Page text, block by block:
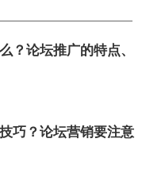
？论坛推广的特点、
巧？论坛营销要注意